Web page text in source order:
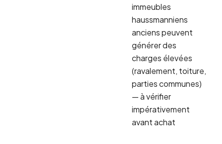
immeubles
haussmanniens
anciens peuvent
générer des
charges élevées
(ravalement, toiture,
parties communes)
— à vérifier
impérativement
avant achat